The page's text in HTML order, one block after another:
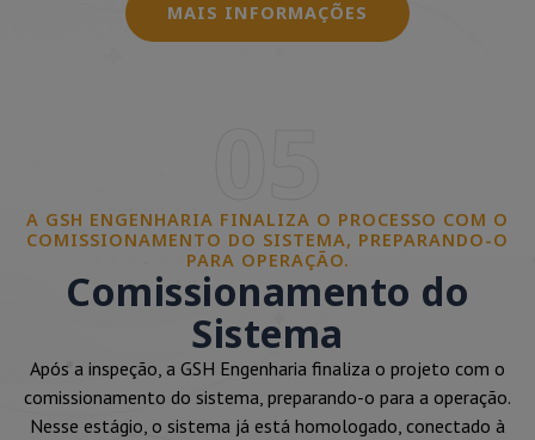
MAIS INFORMAÇÕES
A GSH ENGENHARIA FINALIZA O PROCESSO COM O
COMISSIONAMENTO DO SISTEMA, PREPARANDO-O
PARA OPERAÇÃO.
Comissionamento do
Sistema
Após a inspeção, a GSH Engenharia finaliza o projeto com o
comissionamento do sistema, preparando-o para a operação.
Nesse estágio, o sistema já está homologado, conectado à